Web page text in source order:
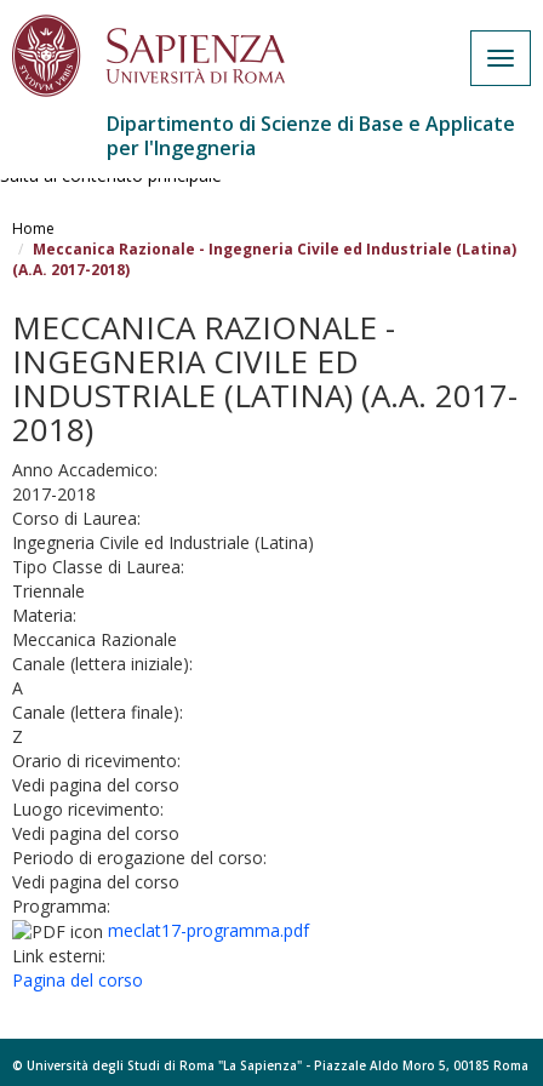
Salta al contenuto principale
Dipartimento di Scienze di Base e Applicate
per l'Ingegneria
Home
Meccanica Razionale - Ingegneria Civile ed Industriale (Latina)
(A.A. 2017-2018)
MECCANICA RAZIONALE -
INGEGNERIA CIVILE ED
INDUSTRIALE (LATINA) (A.A. 2017-
2018)
Anno Accademico:
2017-2018
Corso di Laurea:
Ingegneria Civile ed Industriale (Latina)
Tipo Classe di Laurea:
Triennale
Materia:
Meccanica Razionale
Canale (lettera iniziale):
A
Canale (lettera finale):
Z
Orario di ricevimento:
Vedi pagina del corso
Luogo ricevimento:
Vedi pagina del corso
Periodo di erogazione del corso:
Vedi pagina del corso
Programma:
meclat17-programma.pdf
Link esterni:
Pagina del corso
© Università degli Studi di Roma "La Sapienza" - Piazzale Aldo Moro 5, 00185 Roma